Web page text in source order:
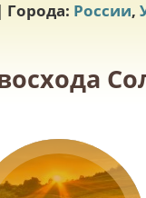
Города: России,